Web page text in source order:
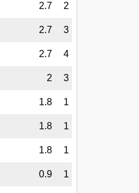
2.7 2
2.7 3
2.7 4
2 3
1.8 1
1.8 1
1.8 1
0.9 1